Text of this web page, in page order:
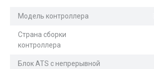
Модель контроллера
Страна сборки
контроллера
Блок ATS с непрерывной